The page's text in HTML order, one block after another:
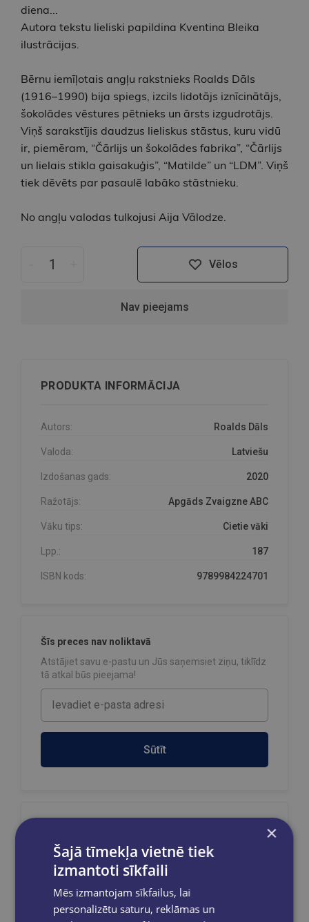
diena...
Autora tekstu lieliski papildina Kventina Bleika
ilustrācijas.
Bērnu iemīļotais angļu rakstnieks Roalds Dāls
(1916–1990) bija spiegs, izcils lidotājs iznīcinātājs,
šokolādes vēstures pētnieks un ārsts izgudrotājs.
Viņš sarakstījis daudzus lieliskus stāstus, kuru vidū
ir, piemēram, “Čārlijs un šokolādes fabrika”, “Čārlijs
un lielais stikla gaisakuģis”, “Matilde” un “LDM”. Viņš
tiek dēvēts par pasaulē labāko stāstnieku.
No angļu valodas tulkojusi Aija Vālodze.
Vēlos
Nav pieejams
PRODUKTA INFORMĀCIJA
Autors: Roalds Dāls
Valoda: Latviešu
Izdošanas gads: 2020
Ražotājs: Apgāds Zvaigzne ABC
Vāku tips: Cietie vāki
Lpp.: 187
ISBN kods: 9789984224701
Šīs preces nav noliktavā
Atstājiet savu e-pastu un Jūs saņemsiet ziņu, tiklīdz
tā atkal būs pieejama!
Sūtīt
Pasūtījumu apstrāde notiek darba dienās.
Apmaksātie pasūtījumi tiek
izsūtīti 2-5 darba dienu laikā.
Bezmaksas piegādeuz OMNIVA
×
Šajā tīmekļa vietnē tiek
izmantoti sīkfaili
Mēs izmantojam sīkfailus, lai
personalizētu saturu, reklāmas un